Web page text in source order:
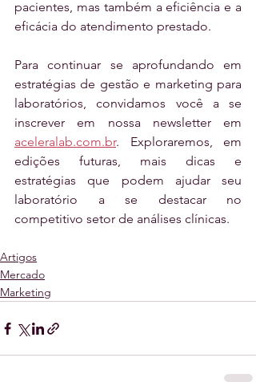
pacientes, mas também a eficiência e a
eficácia do atendimento prestado.
Para continuar se aprofundando em
estratégias de gestão e marketing para
laboratórios, convidamos você a se
aceleralab.com.br. Exploraremos, em
edições futuras, mais dicas e
estratégias que podem ajudar seu
laboratório a se destacar no
competitivo setor de análises clínicas.
Artigos
Mercado
Marketing